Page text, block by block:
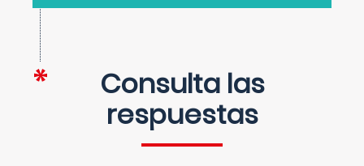
Consulta las
respuestas